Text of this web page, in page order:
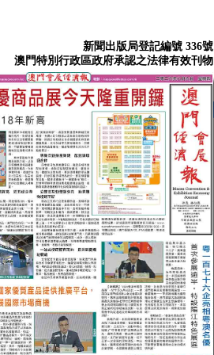
新聞出版局登記編號 336號
澳門特別行政區政府承認之法律有效刊物